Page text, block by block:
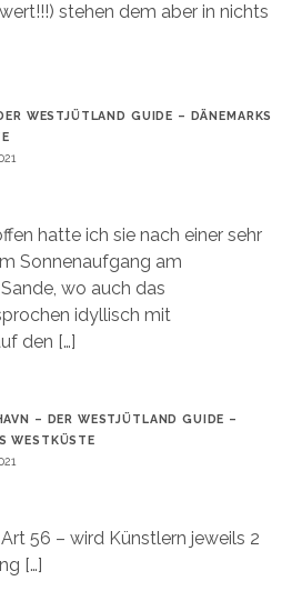
stehen dem aber in nichts
WESTJÜTLAND GUIDE – DÄNEMARKS
hatte ich sie nach einer sehr
Sonnenaufgang am
wo auch das
idyllisch mit
den […]
– DER WESTJÜTLAND GUIDE –
WESTKÜSTE
56 – wird Künstlern jeweils 2
[…]